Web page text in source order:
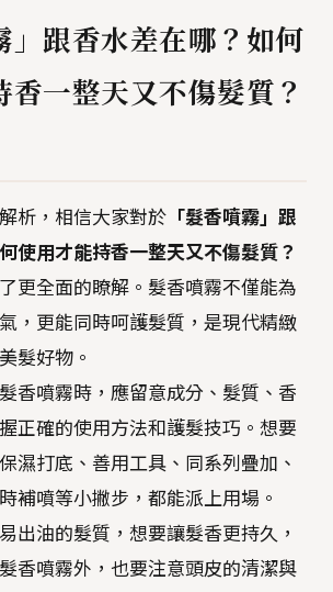
」跟香水差在哪？如何
香一整天又不傷髮質？
析，相信大家對於 「髮香噴霧」跟
使用才能持香一整天又不傷髮質？
更全面的瞭解。髮香噴霧不僅能為
，更能同時呵護髮質，是現代精緻
髮好物。
香噴霧時，應留意成分、髮質、香
正確的使用方法和護髮技巧。想要
濕打底、善用工具、同系列疊加、
補噴等小撇步，都能派上用場。
出油的髮質，想要讓髮香更持久，
香噴霧外，也要注意頭皮的清潔與